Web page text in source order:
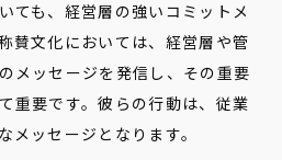
ても、経営層の強いコミットメ
賛文化においては、経営層や管
メッセージを発信し、その重要
重要です。彼らの行動は、従業
メッセージとなります。